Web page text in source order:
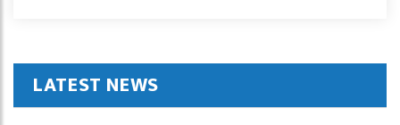
LATEST NEWS